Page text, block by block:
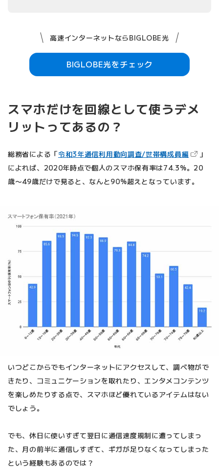
高速インターネットならBIGLOBE光
BIGLOBE光をチェック
スマホだけを回線として使うデメ
リットってあるの？
総務省による「令和3年通信利用動向調査/世帯構成員編 （新し
」
によれば、2020年時点で個人のスマホ保有率は74.3%。20
歳〜49歳だけで見ると、なんと90%超えとなっています。
いつどこからでもインターネットにアクセスして、調べ物がで
きたり、コミュニケーションを取れたり、エンタメコンテンツ
を楽しめたりする点で、スマホほど優れているアイテムはない
でしょう。
でも、休日に使いすぎて翌日に通信速度規制に遭ってしまっ
た、月の前半に通信しすぎて、ギガが足りなくなってしまった
という経験もあるのでは？